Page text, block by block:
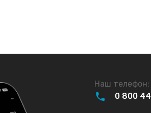
Наш телефон:
0 800 44